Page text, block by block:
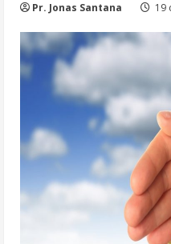
Pr. Jonas Santana 19